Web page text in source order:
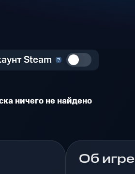
Steam
ничего не найдено
Об игре